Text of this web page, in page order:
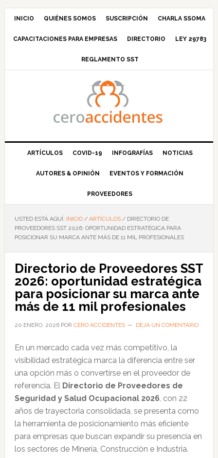
Saltar
navegación
Saltar
principal
Saltar
INICIO QUIÉNES SOMOS SUSCRIPCIÓN CHARLA SSOMA
CAPACITACIONES PARA EMPRESAS DIRECTORIO LEY 29783
REGLAMENTO SST
ARTÍCULOS COVID-19 INFOGRAFÍAS NOTICIAS
AUTORES & OPINIÓN EVENTOS Y FORMACIÓN
PROVEEDORES
USTED ESTÁ AQUÍ: INICIO / ARTÍCULOS /DIRECTORIO DE
PROVEEDORES SST 2026: OPORTUNIDAD ESTRATÉGICA PARA
POSICIONAR SU MARCA ANTE MÁS DE 11 MIL PROFESIONALES
Directorio de Proveedores SST
2026: oportunidad estratégica
para posicionar su marca ante
más de 11 mil profesionales
20 ENERO, 2026POR CERO ACCIDENTES DEJA UN COMENTARIO
En un mercado cada vez más competitivo, la
visibilidad estratégica marca la diferencia entre ser
una opción más o convertirse en el proveedor de
referencia. El Directorio de Proveedores de
Seguridad y Salud Ocupacional 2026, con 22
años de trayectoria consolidada, se presenta como
la herramienta de posicionamiento más eficiente
para empresas que buscan expandir su presencia en
los sectores de Minería, Construcción e Industria.